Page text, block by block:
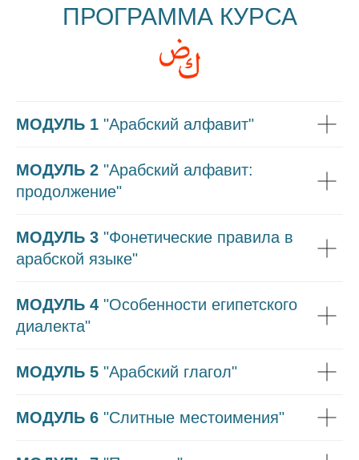
ПРОГРАММА КУРСА
МОДУЛЬ 1 "Арабский алфавит"
МОДУЛЬ 2 "Арабский алфавит:
продолжение"
МОДУЛЬ 3 "Фонетические правила в
арабской языке"
МОДУЛЬ 4 "Особенности египетского
диалекта"
МОДУЛЬ 5 "Арабский глагол"
МОДУЛЬ 6 "Слитные местоимения"